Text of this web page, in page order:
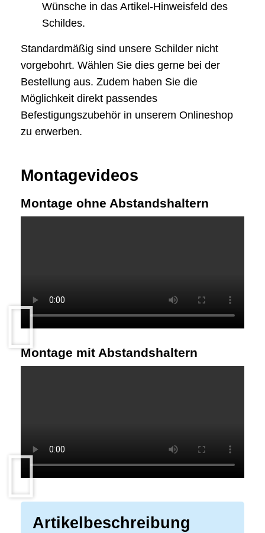
Wünsche in das Artikel-Hinweisfeld des
Schildes.
Standardmäßig sind unsere Schilder nicht
vorgebohrt. Wählen Sie dies gerne bei der
Bestellung aus. Zudem haben Sie die
Möglichkeit direkt passendes
Befestigungszubehör in unserem Onlineshop
zu erwerben.
Montagevideos
Montage ohne Abstandshaltern
Montage mit Abstandshaltern
Artikelbeschreibung